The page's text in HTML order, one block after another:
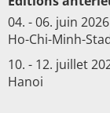
04. - 06. juin 2026
Ho-Chi-Minh-
10. - 12. juillet
Hanoi